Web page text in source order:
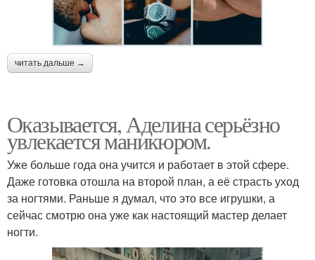
читать дальше →
Оказывается, Аделина серьёзно
увлекается маникюром.
Уже больше года она учится и работает в этой сфере.
Даже готовка отошла на второй план, а её страсть уход
за ногтями. Раньше я думал, что это все игрушки, а
сейчас смотрю она уже как настоящий мастер делает
ногти.